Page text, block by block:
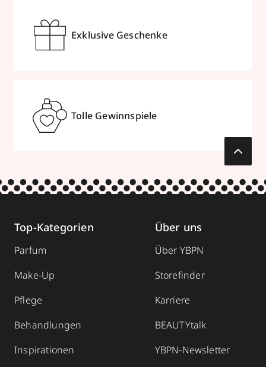
Exklusive Geschenke
Tolle Gewinnspiele
Top-Kategorien
Parfum
Make-Up
Pflege
Behandlungen
Inspirationen
Über uns
Über YBPN
Storefinder
Karriere
BEAUTYtalk
YBPN-Newsletter